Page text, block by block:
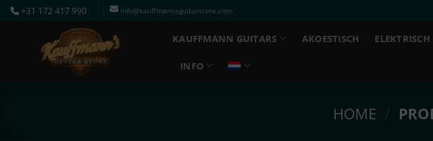
Ga
+31 172 417 990 info@kauffmannsguitarstore.com
KAUFFMANN GUITARS AKOESTISCH ELEKTRISCH
INFO
HOME /